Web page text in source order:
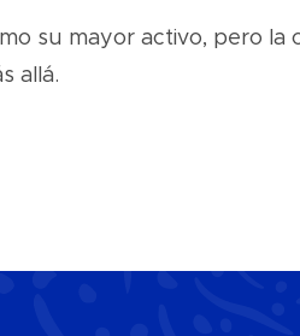
su mayor activo, pero la
allá.